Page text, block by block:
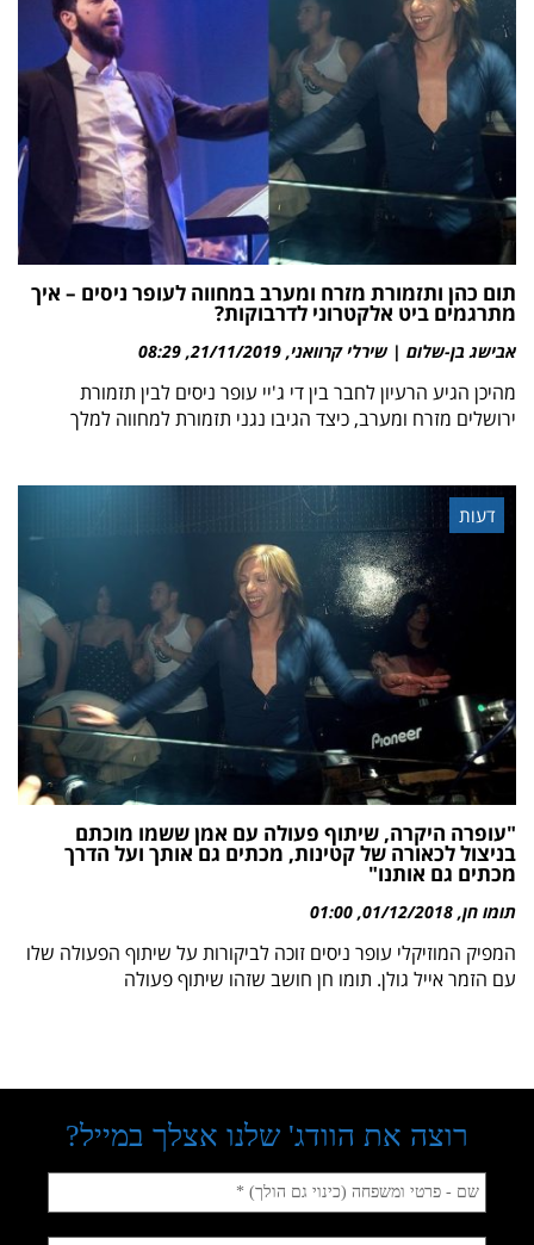
תום כהן ותזמורת מזרח ומערב במחווה לעופר ניסים – איך
מתרגמים ביט אלקטרוני לדרבוקות?
אבישג בן-שלום | שירלי קרוואני 21/11/2019
08:29
מהיכן הגיע הרעיון לחבר בין די ג'יי עופר ניסים לבין תזמורת
ירושלים מזרח ומערב, כיצד הגיבו נגני תזמורת למחווה למלך
דעות
"עופרה היקרה, שיתוף פעולה עם אמן ששמו מוכתם
בניצול לכאורה של קטינות, מכתים גם אותך ועל הדרך
מכתים גם אותנו"
תומו חן 01/12/2018
01:00
המפיק המוזיקלי עופר ניסים זוכה לביקורות על שיתוף הפעולה שלו
עם הזמר אייל גולן. תומו חן חושב שזהו שיתוף פעולה